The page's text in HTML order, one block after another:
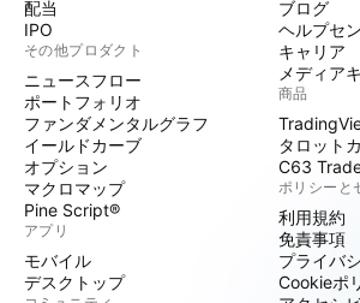
配当
IPO
その他プロダクト
ニュースフロー
ポートフォリオ
ファンダメンタルグラフ
イールドカーブ
オプション
マクロマップ
Pine Script®
アプリ
モバイル
デスクトップ
ブログ
ヘルプセ
キャリア
メディア
商品
タロット
C63
ポリシーと
利用規約
免責事項
プライバ
Cookieポ